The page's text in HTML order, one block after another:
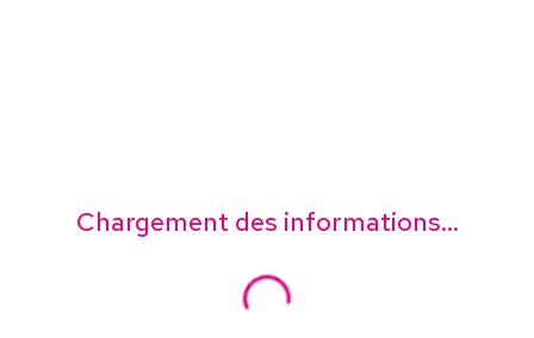
Chargement des informations...